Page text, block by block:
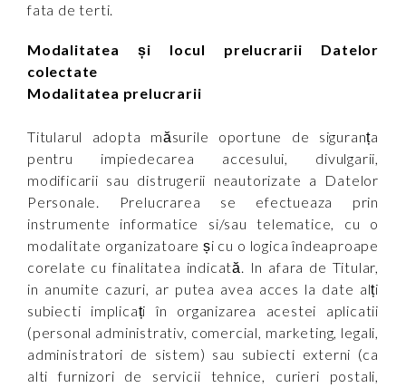
fata de terti.
Modalitatea și locul prelucrarii Datelor
colectate
Modalitatea prelucrarii
Titularul adopta măsurile oportune de siguranța
pentru impiedecarea accesului, divulgarii,
modificarii sau distrugerii neautorizate a Datelor
Personale. Prelucrarea se efectueaza prin
instrumente informatice si/sau telematice, cu o
modalitate organizatoare și cu o logica îndeaproape
corelate cu finalitatea indicată. In afara de Titular,
in anumite cazuri, ar putea avea acces la date alți
subiecti implicați în organizarea acestei aplicatii
(personal administrativ, comercial, marketing, legali,
administratori de sistem) sau subiecti externi (ca
alti furnizori de servicii tehnice, curieri postali,